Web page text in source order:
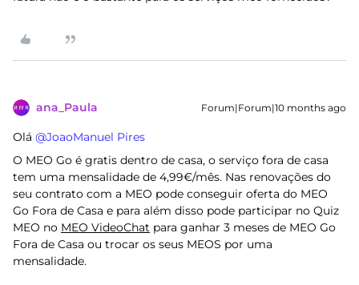
ana_Paula Forum|Forum|10 months ago
Olá ​ @JoaoManuel Pires
O MEO Go é gratis dentro de casa, o serviço fora de casa
tem uma mensalidade de 4,99€/mês. Nas renovações do
seu contrato com a MEO pode conseguir oferta do MEO
Go Fora de Casa e para além disso pode participar no Quiz
MEO no MEO VideoChat para ganhar 3 meses de MEO Go
Fora de Casa ou trocar os seus MEOS por uma
mensalidade.